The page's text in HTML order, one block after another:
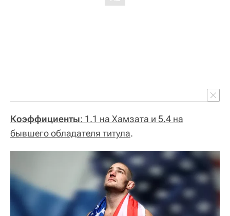
Коэффициенты: 1.1 на Хамзата и 5.4 на
бывшего обладателя титула.